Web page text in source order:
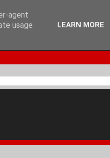
agent
usage
LEARN MORE